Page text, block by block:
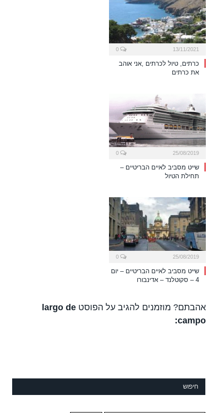
13/11/2021
כרתים, טיול לכרתים ,אני אוהב
את כרתים
25/08/2019
שייט מסביב לאיים הבריטיים –
תחילת הטיול
25/08/2019
שייט מסביב לאיים הבריטיים – יום
4 – סקוטלנד – אדינבורו
אהבתם? מוזמנים להגיב על הפוסט largo de
campo:
חיפוש